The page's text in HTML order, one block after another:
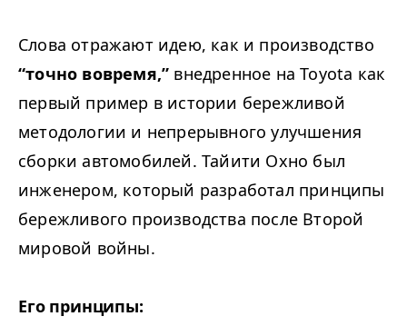
Слова отражают идею, как и производство
“точно вовремя,” внедренное на Toy­ota как
первый пример в истории бережливой
методологии и непрерывного улучшения
сборки автомобилей. Тайити Охно был
инженером, который разработал принципы
бережливого производства после Второй
мировой войны.
Его принципы: